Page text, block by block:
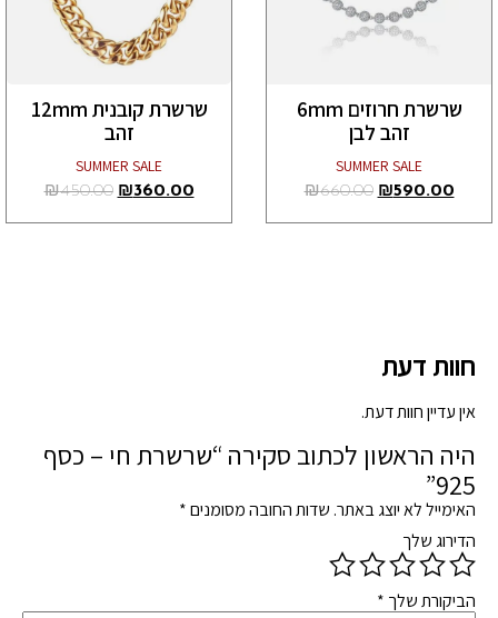
שרשרת חרוזים 6mm
זהב לבן
SUMMER SALE
₪590.00
₪660.00
שרשרת קובנית 12mm
זהב
SUMMER SALE
₪360.00
₪450.00
חוות דעת
אין עדיין חוות דעת.
היה הראשון לכתוב סקירה “שרשרת חי – כסף
925”
האימייל לא יוצג באתר. שדות החובה מסומנים*
הדירוג שלך
הביקורת שלך *